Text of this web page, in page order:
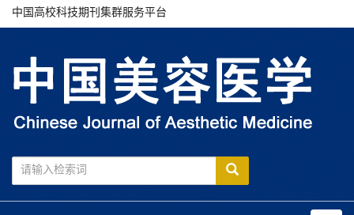
中国高校科技期刊集群服务平台